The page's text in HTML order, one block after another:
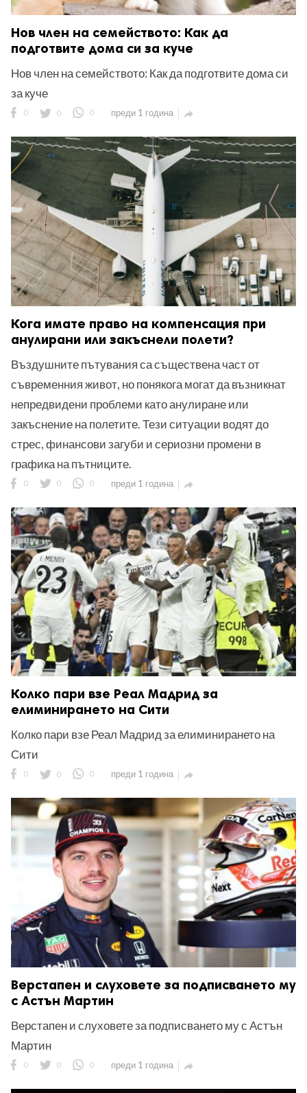
Нов член на семейството: Как да
подготвите дома си за куче
Нов член на семейството: Как да подготвите дома си
за куче
0 0 0 преди 1 година 
Кога имате право на компенсация при
анулирани или закъснели полети?
Въздушните пътувания са съществена част от
съвременния живот, но понякога могат да възникнат
непредвидени проблеми като анулиране или
закъснение на полетите. Тези ситуации водят до
стрес, финансови загуби и сериозни промени в
графика на пътниците.
0 0 0 преди 1 година 
Колко пари взе Реал Мадрид за
елиминирането на Сити
Колко пари взе Реал Мадрид за елиминирането на
Сити
0 0 0 преди 1 година 
Верстапен и слуховете за подписването му
с Астън Мартин
Верстапен и слуховете за подписването му с Астън
Мартин
0 0 0 преди 1 година 